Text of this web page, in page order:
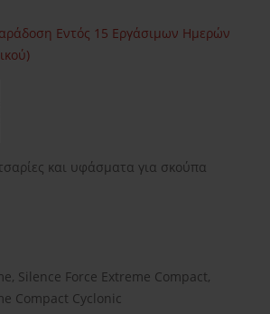
Εντός 15 Εργάσιμων Ημερών
και υφάσματα για σκούπα
Silence Force Extreme Compact,
Compact Cyclonic